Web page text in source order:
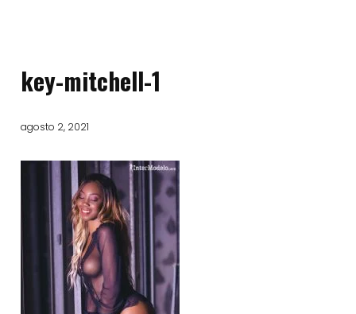
key-mitchell-1
agosto 2, 2021